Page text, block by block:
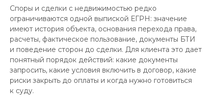
Споры и сделки с недвижимостью редко
ограничиваются одной выпиской ЕГРН: значение
имеют история объекта, основания перехода права,
расчеты, фактическое пользование, документы БТИ
и поведение сторон до сделки. Для клиента это дает
понятный порядок действий: какие документы
запросить, какие условия включить в договор, какие
риски закрыть до оплаты и когда нужно готовиться
к суду.